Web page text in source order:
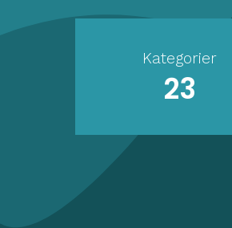
Kategorier
23